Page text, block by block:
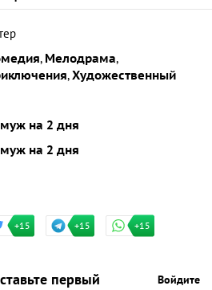
, Мелодрама,
,Художественный
на 2 дня
на 2 дня
+15 +15 +15
первый Войдите